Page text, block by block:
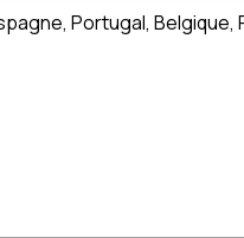
Portugal,